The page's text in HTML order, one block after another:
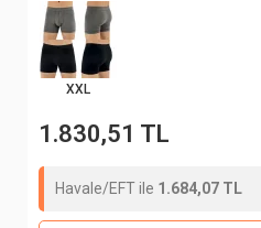
XXL
1.830,51 TL
Havale/EFT ile 1.684,07 TL